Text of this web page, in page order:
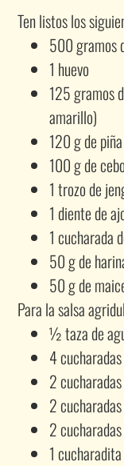
Ten listos los
500 gramos
1 huevo
125 gramos
amarillo)
120 g de piña
100 g de
1 trozo de
1 diente de
1 cucharada
50 g de
50 g de
Para la salsa
½ taza de
4
2
2
2
1